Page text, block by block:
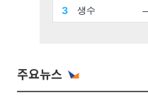
주요뉴스